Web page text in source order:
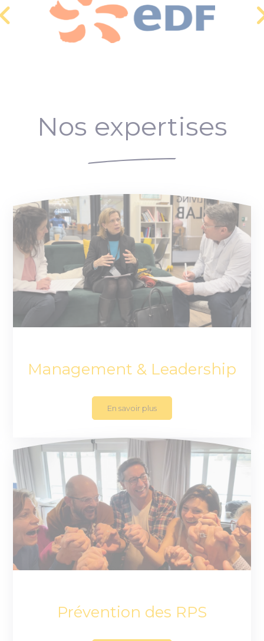
Nos expertises
Management & Leadership
En savoir plus
Prévention des RPS